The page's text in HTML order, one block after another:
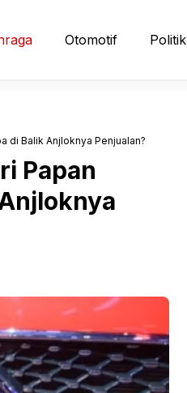
Otomotif Politik
di Balik Anjloknya Penjualan?
Papan